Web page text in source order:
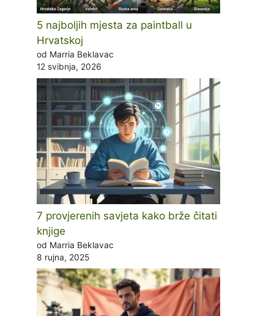
5 najboljih mjesta za paintball u
Hrvatskoj
od Marria Beklavac
12 svibnja, 2026
7 provjerenih savjeta kako brže čitati
knjige
od Marria Beklavac
8 rujna, 2025